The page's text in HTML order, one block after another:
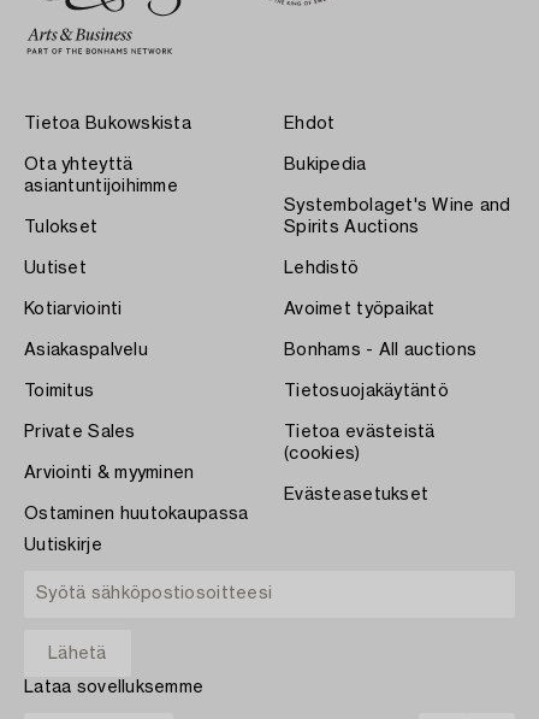
Tietoa Bukowskista
Ota yhteyttä
asiantuntijoihimme
Tulokset
Uutiset
Kotiarviointi
Asiakaspalvelu
Toimitus
Private Sales
Arviointi & myyminen
Ostaminen huutokaupassa
Ehdot
Bukipedia
Systembolaget's Wine and
Spirits Auctions
Lehdistö
Avoimet työpaikat
Bonhams - All auctions
Tietosuojakäytäntö
Tietoa evästeistä
(cookies)
Evästeasetukset
Uutiskirje
Lataa sovelluksemme